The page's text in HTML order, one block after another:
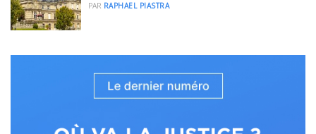
PAR RAPHAEL PIASTRA